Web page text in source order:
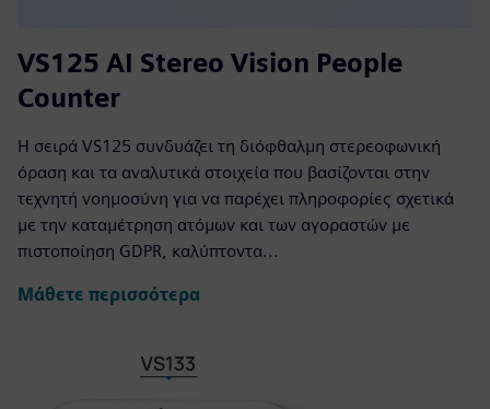
VS125 AI Stereo Vision People
Counter
Η σειρά VS125 συνδυάζει τη διόφθαλμη στερεοφωνική
όραση και τα αναλυτικά στοιχεία που βασίζονται στην
τεχνητή νοημοσύνη για να παρέχει πληροφορίες σχετικά
με την καταμέτρηση ατόμων και των αγοραστών με
πιστοποίηση GDPR, καλύπτοντα...
Μάθετε περισσότερα